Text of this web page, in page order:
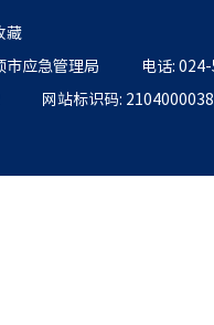
藏
市应急管理局
电话:
网站标识码: 2104000038